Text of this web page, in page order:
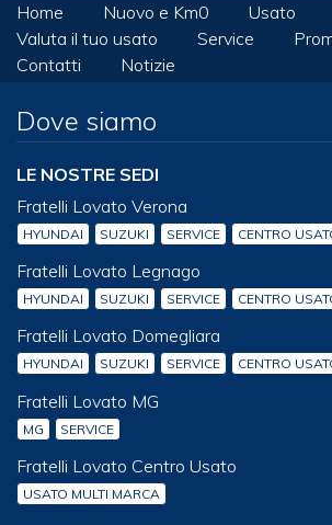
Home Nuovo e Km0 Usato
Valuta il tuo usato
Service
Contatti
Notizie
Dove siamo
LE NOSTRE SEDI
Fratelli Lovato Verona
HYUNDAI SUZUKI SERVICE CENTRO
Fratelli Lovato Legnago
HYUNDAI SUZUKI SERVICE CENTRO
Fratelli Lovato Domegliara
HYUNDAI SUZUKI SERVICE CENTRO
Fratelli Lovato MG
MG SERVICE
Fratelli Lovato Centro Usato
USATO MULTI MARCA